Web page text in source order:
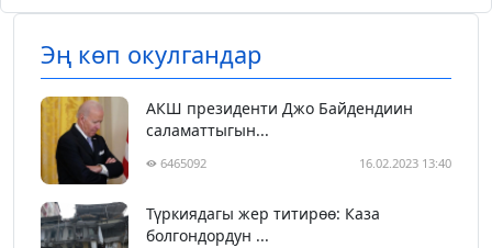
Эң көп окулгандар
АКШ президенти Джо Байдендиин
саламаттыгын...
6465092 16.02.2023 13:40
Түркиядагы жер титирөө: Каза
болгондордун ...